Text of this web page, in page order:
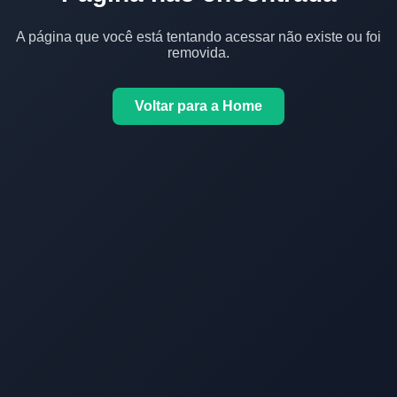
A página que você está tentando acessar não existe ou foi
removida.
Voltar para a Home